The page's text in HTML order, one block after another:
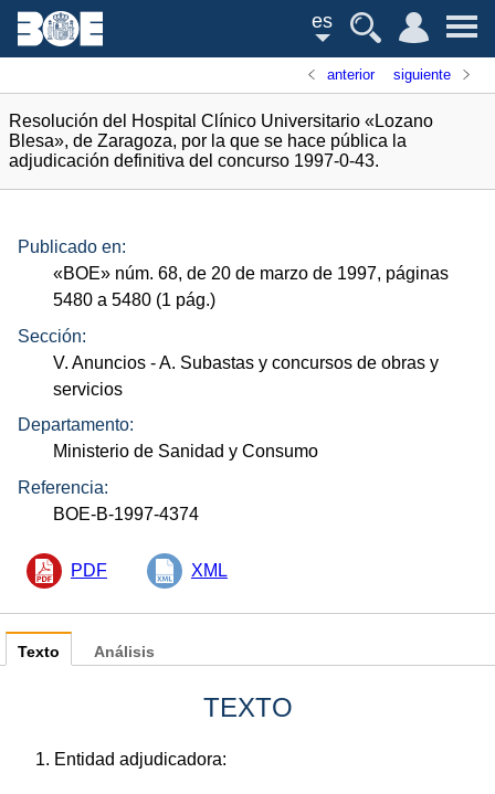
es
anterior siguiente
Resolución del Hospital Clínico Universitario «Lozano
Blesa», de Zaragoza, por la que se hace pública la
adjudicación definitiva del concurso 1997-0-43.
Publicado en:
«BOE» núm. 68, de 20 de marzo de 1997, páginas
5480 a 5480 (1 pág.)
Sección:
V. Anuncios - A. Subastas y concursos de obras y
servicios
Departamento:
Ministerio de Sanidad y Consumo
Referencia:
BOE-B-1997-4374
PDF XML
Texto
TEXTO
1. Entidad adjudicadora:
Análisis